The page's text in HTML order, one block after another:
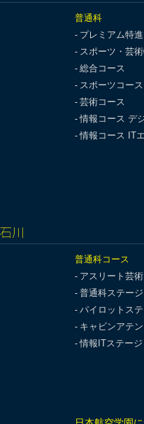
普通科
プレミアム特
スポーツ・芸
総合コース
スポーツコース
芸術コース
情報コース デ
情報コース IT
川
普通科コース
アスリート芸
普通科ステージ
パイロットス
キャビンアテ
情報ITステージ